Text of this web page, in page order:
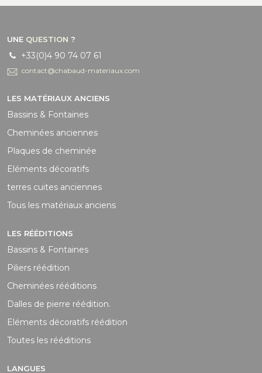
UNE QUESTION ?
+33(0)4 90 74 07 61
contact@chabaud-materiaux.com
LES MATÉRIAUX ANCIENS
Bassins & Fontaines
Cheminées anciennes
Plaques de cheminée
Eléments décoratifs
terres cuites anciennes
Tous les matériaux anciens
LES RÉÉDITIONS
Bassins & Fontaines
Piliers réédition
Cheminées rééditions
Dalles de pierre réédition.
Eléments décoratifs réédition
Toutes les rééditions
LANGUES